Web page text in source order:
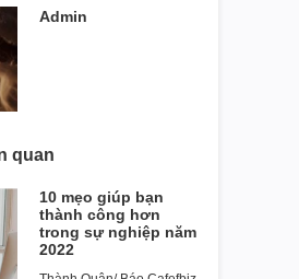
Admin
quan
10 mẹo giúp bạn
thành công hơn
trong sự nghiệp năm
2022